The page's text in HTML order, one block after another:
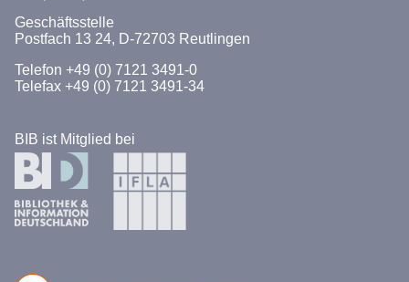
UX Bibliotheken
BIB ist Mitglied bei
Geschäftsstelle
Postfach 13 24, D-72703 Reutlingen
Telefon +49 (0) 7121 3491-0
Telefax +49 (0) 7121 3491-34